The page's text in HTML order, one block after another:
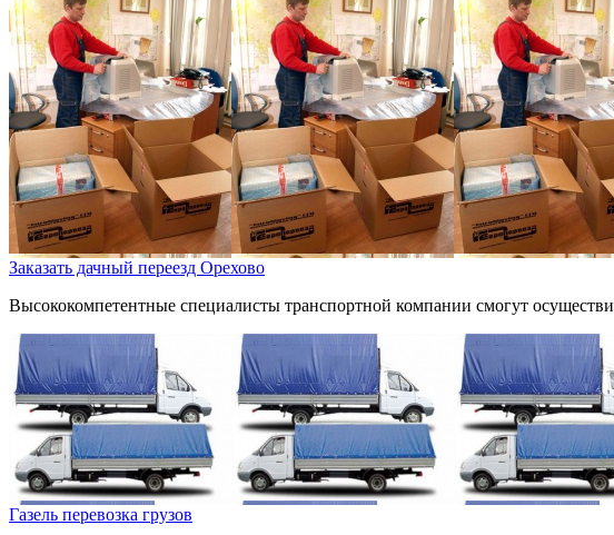
Заказать дачный переезд Орехово
Высококомпетентные специалисты транспортной компании смогут
Газель перевозка грузов